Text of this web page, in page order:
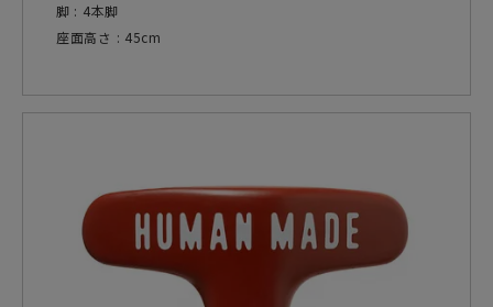
脚 : 4本脚
座面高さ : 45cm